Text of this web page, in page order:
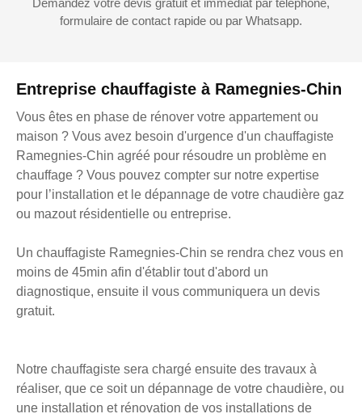
Entreprise chauffagiste à Ramegnies-Chin
Vous êtes en phase de rénover votre appartement ou
maison ? Vous avez besoin d'urgence d'un chauffagiste
Ramegnies-Chin agréé pour résoudre un problème en
chauffage ? Vous pouvez compter sur notre expertise
pour l’installation et le dépannage de votre chaudière gaz
ou mazout résidentielle ou entreprise.
Un chauffagiste Ramegnies-Chin se rendra chez vous en
moins de 45min afin d'établir tout d'abord un
diagnostique, ensuite il vous communiquera un devis
gratuit.
Notre chauffagiste sera chargé ensuite des travaux à
réaliser, que ce soit un dépannage de votre chaudière, ou
une installation et rénovation de vos installations de
Demandez votre devis gratuit et immédiat par téléphone,
formulaire de contact rapide ou par Whatsapp.